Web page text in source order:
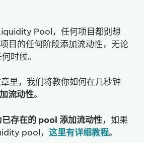
Pool，任何项目都别想
目的任何阶段添加流动性，无论
时候。
里，我们将教你如何在几秒钟
流动性。
存在的 pool 添加流动性，如果
pool， 这里有详细教程。